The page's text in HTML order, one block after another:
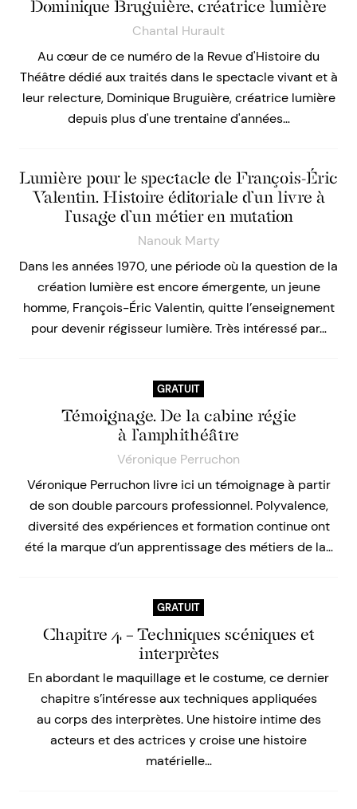
Dominique Bruguière, créatrice lumière
Chantal Hurault
Au cœur de ce numéro de la Revue d'Histoire du
Théâtre dédié aux traités dans le spectacle vivant et à
leur relecture, Dominique Bruguière, créatrice lumière
depuis plus d'une trentaine d'années…
Lumière pour le spectacle de François-Éric
Valentin. Histoire éditoriale d’un livre à
l’usage d’un métier en mutation
Nanouk Marty
Dans les années 1970, une période où la question de la
création lumière est encore émergente, un jeune
homme, François-Éric Valentin, quitte l’enseignement
pour devenir régisseur lumière. Très intéressé par…
GRATUIT
Témoignage. De la cabine régie
à l’amphithéâtre
Véronique Perruchon
Véronique Perruchon livre ici un témoignage à partir
de son double parcours professionnel. Polyvalence,
diversité des expériences et formation continue ont
été la marque d’un apprentissage des métiers de la…
GRATUIT
Chapitre 4 – Techniques scéniques et
interprètes
En abordant le maquillage et le costume, ce dernier
chapitre s’intéresse aux techniques appliquées
au corps des interprètes. Une histoire intime des
acteurs et des actrices y croise une histoire
matérielle…